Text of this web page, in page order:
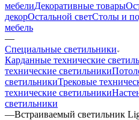
мебелиДекоративные товары
декорОстальной светСтолы и
мебель
—
Специальные светильники
Карданные технические
технические светильники
светильникиТрековые
технические светильники
светильники
—Встраиваемый светильник